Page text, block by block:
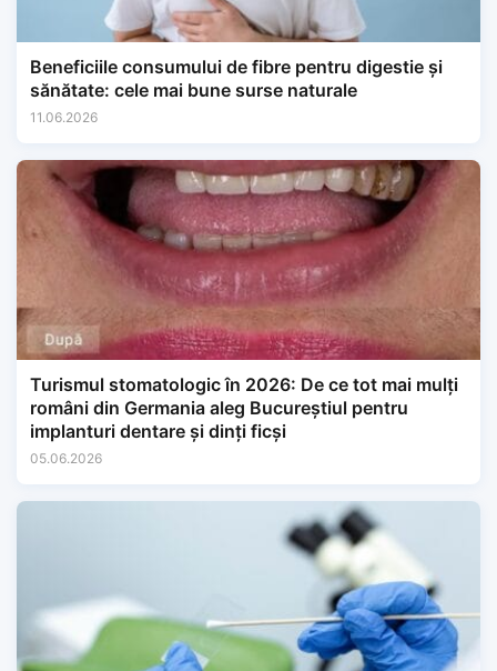
Beneficiile consumului de fibre pentru digestie și
sănătate: cele mai bune surse naturale
11.06.2026
Turismul stomatologic în 2026: De ce tot mai mulți
români din Germania aleg Bucureștiul pentru
implanturi dentare și dinți ficși
05.06.2026